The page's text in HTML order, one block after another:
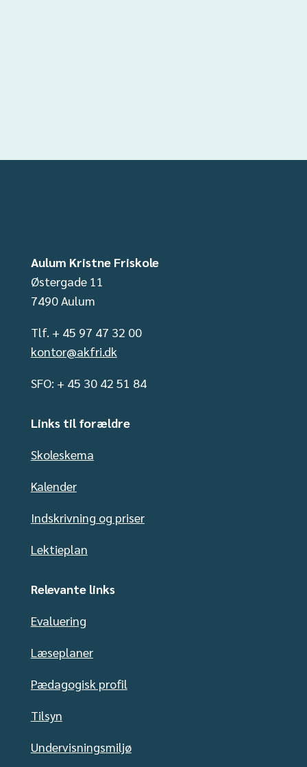
Aulum Kristne Friskole
Østergade 11
7490 Aulum
Tlf. + 45 97 47 32 00
kontor@akfri.dk
SFO: + 45 30 42 51 84
Links til forældre
Skoleskema
Kalender
Indskrivning og priser
Lektieplan
Relevante links
Evaluering
Læseplaner
Pædagogisk profil
Tilsyn
Undervisningsmiljø